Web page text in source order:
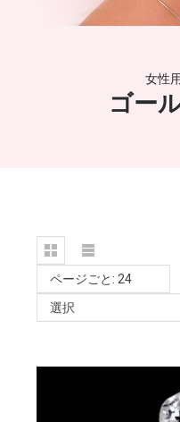
女性
ゴー
ページごと: 24
選択